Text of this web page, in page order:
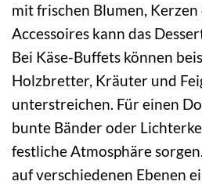
mit frischen Blumen,
Accessoires kann das
Bei Käse-Buffets können
Holzbretter, Kräuter und
unterstreichen. Für einen
bunte Bänder oder
festliche Atmosphäre
auf verschiedenen Ebenen